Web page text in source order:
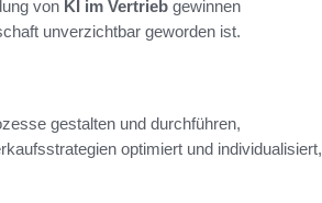
von KI im Vertrieb gewinnen
unverzichtbar geworden ist.
gestalten und durchführen,
optimiert und individualisiert,